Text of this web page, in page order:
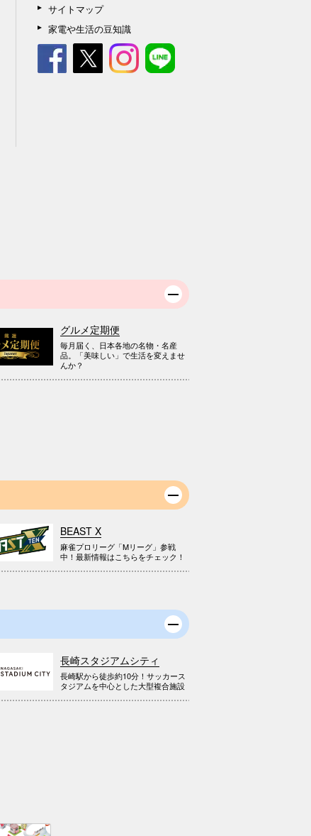
サイトマップ
家電や生活の豆知識
グルメ定期便
毎月届く、日本各地の名物・名産
品。「美味しい」で生活を変えませ
んか？
BEAST X
麻雀プロリーグ「Mリーグ」参戦
中！最新情報はこちらをチェック！
長崎スタジアムシティ
長崎駅から徒歩約10分！サッカース
タジアムを中心とした大型複合施設